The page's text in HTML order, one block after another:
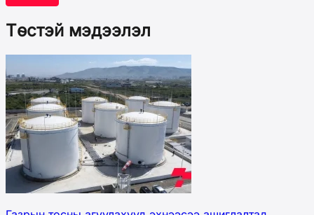
Төстэй мэдээлэл